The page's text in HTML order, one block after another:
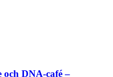
DNA-café –